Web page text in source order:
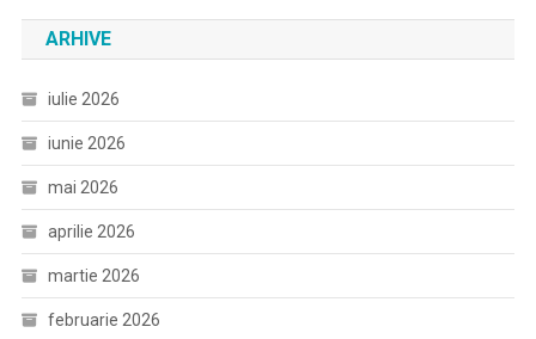
ARHIVE
iulie 2026
iunie 2026
mai 2026
aprilie 2026
martie 2026
februarie 2026